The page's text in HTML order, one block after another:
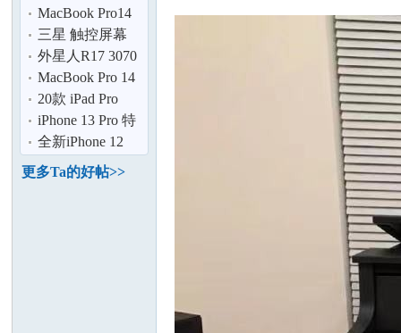
刀已拆封 9新
MacBook Pro14
$800
三星 触控屏幕
智能双开门 冰箱
900刀起
外星人R17 3070
显卡游戏本 $999
MacBook Pro 14
899刀起！
20款 iPad Pro
$399
iPhone 13 Pro 特
价 $450
全新iPhone 12
Pro $450
更多Ta的好帖>>